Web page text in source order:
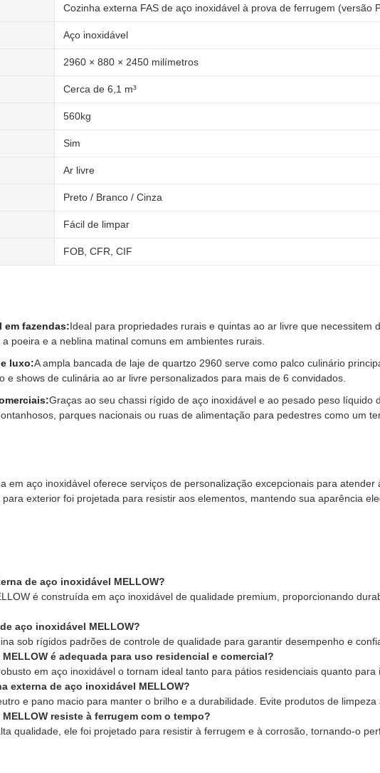
Cozinha externa FAS de aço inoxidável à prova de ferrugem (versão
Aço inoxidável
2960 × 880 × 2450 milímetros
Cerca de 6,1 m³
560kg
Sim
Ar livre
Preto / Branco / Cinza
Fácil de limpar
FOB, CFR, CIF
em fazendas:Ideal para propriedades rurais e quintas ao ar livre que
poeira e a neblina matinal comuns em ambientes rurais.
luxo:A ampla bancada de laje de quartzo 2960 serve como palco culinário
e shows de culinária ao ar livre personalizados para mais de 6 convidados.
Graças ao seu chassi rígido de aço inoxidável e ao pesado peso
parques nacionais ou ruas de alimentação para pedestres como um
em aço inoxidável oferece serviços de personalização excepcionais para
exterior foi projetada para resistir aos elementos, mantendo sua aparência
de aço inoxidável MELLOW?
é construída em aço inoxidável de qualidade premium, proporcionando
aço inoxidável MELLOW?
sob rígidos padrões de controle de qualidade para garantir desempenho e
é adequada para uso residencial e comercial?
em aço inoxidável o tornam ideal tanto para pátios residenciais quanto para
externa de aço inoxidável MELLOW?
e pano macio para manter o brilho e a durabilidade. Evite produtos de
resiste à ferrugem com o tempo?
qualidade, ele foi projetado para resistir à ferrugem e à corrosão, tornando-o